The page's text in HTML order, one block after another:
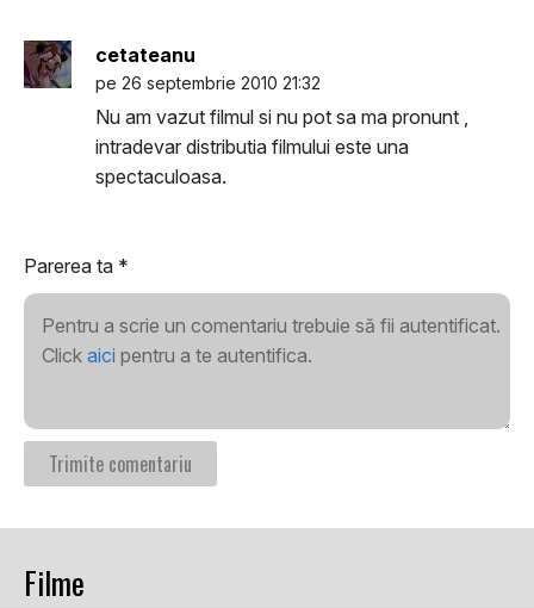
cetateanu
pe 26 septembrie 2010 21:32
Nu am vazut filmul si nu pot sa ma pronunt ,
intradevar distributia filmului este una
spectaculoasa.
Parerea ta *
Pentru a scrie un comentariu trebuie să fii autentificat.
Click aici pentru a te autentifica.
Filme